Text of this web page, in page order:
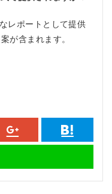
レポートとして提供
が含まれます。